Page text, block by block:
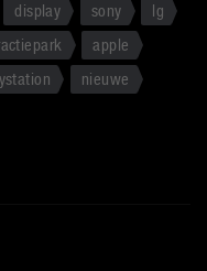
display sony
lg
apple
nieuwe